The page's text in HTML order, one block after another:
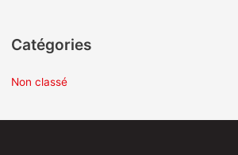
Catégories
Non classé